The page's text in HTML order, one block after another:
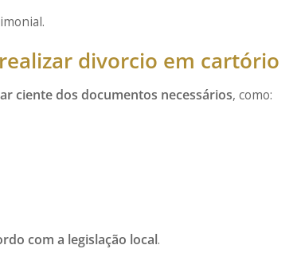
divorcio em cartório
ciente dos documentos necessários, como:
com a legislação local.